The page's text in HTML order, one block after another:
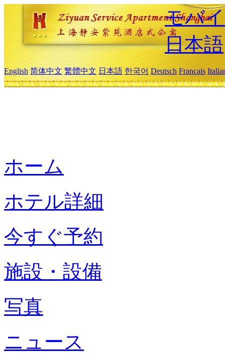
モバ
日本語
English 简体中文 繁體中文 日本語 한국어 Deutsch Français
ホーム
ホテル詳細
今すぐ予約
施設・設備
写真
ニュース